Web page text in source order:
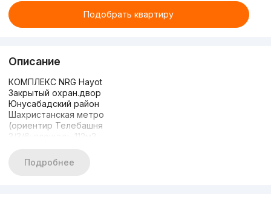
Подобрать квартиру
Описание
КОМПЛЕКС NRG Hayot
Закрытый охран.двор
Юнусабадский район
Шахристанская метро
(ориентир Телебашня
3/3/6; площадь 112м2
СОСТОЯНИЕ: черновая
ЦЕНА: 175.000 у.е./срочно
Подробнее